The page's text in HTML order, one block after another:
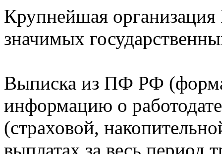
Крупнейшая
значимых
Выписка из ПФ РФ
информацию о
(страховой,
выплатах за весь период